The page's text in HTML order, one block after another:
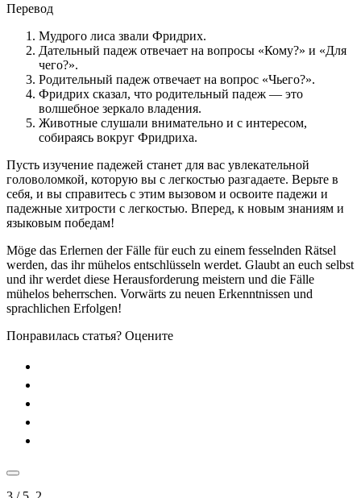
Перевод
Мудрого лиса звали Фридрих.
Дательный падеж отвечает на вопросы «Кому?» и «Для
чего?».
Родительный падеж отвечает на вопрос «Чьего?».
Фридрих сказал, что родительный падеж — это
волшебное зеркало владения.
Животные слушали внимательно и с интересом,
собираясь вокруг Фридриха.
Пусть изучение падежей станет для вас увлекательной
головоломкой, которую вы с легкостью разгадаете. Верьте в
себя, и вы справитесь с этим вызовом и освоите падежи и
падежные хитрости с легкостью. Вперед, к новым знаниям и
языковым победам!
Möge das Erlernen der Fälle für euch zu einem fesselnden Rätsel
werden, das ihr mühelos entschlüsseln werdet. Glaubt an euch selbst
und ihr werdet diese Herausforderung meistern und die Fälle
mühelos beherrschen. Vorwärts zu neuen Erkenntnissen und
sprachlichen Erfolgen!
Понравилась статья? Оцените